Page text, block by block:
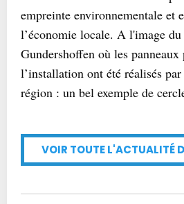
empreinte environnementale et
l’économie locale. A l'image
Gundershoffen où les
l’installation ont été réalisés
région : un bel exemple de
VOIR TOUTE L'ACTUALITÉ